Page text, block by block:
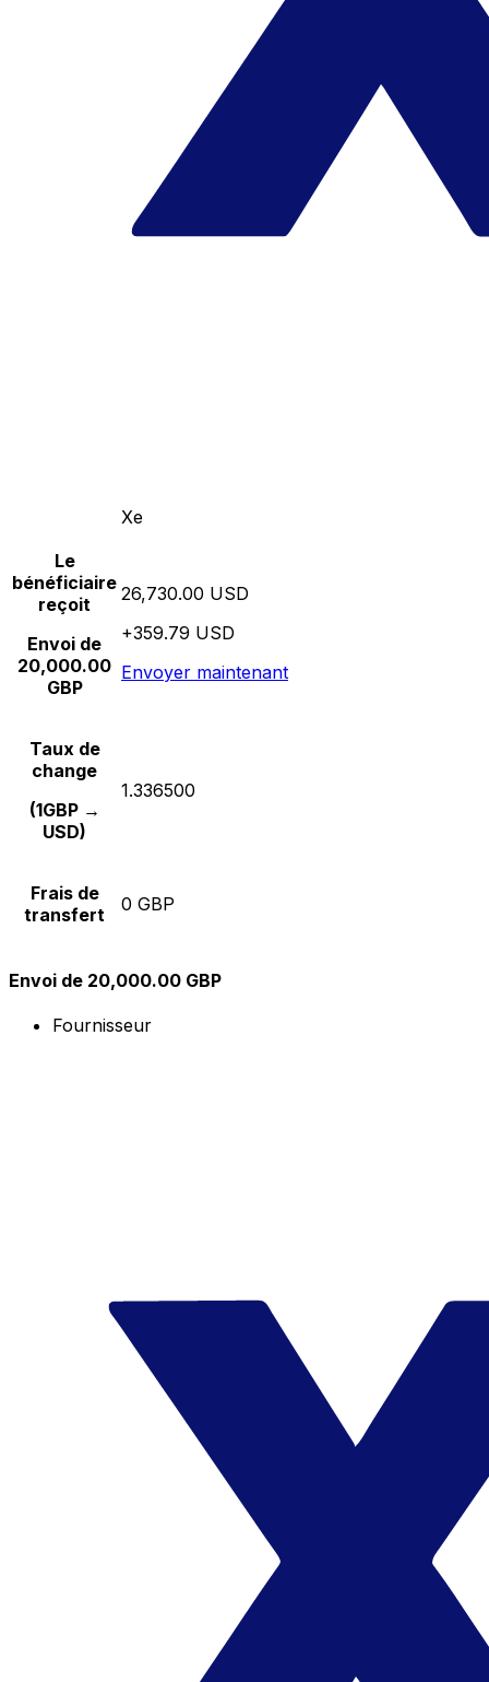
Xe
Le
bénéficiaire
reçoit
Envoi de
20,000.00
GBP
26,730.00 USD
+359.79 USD
Envoyer maintenant
Taux de
change
(1GBP →
USD)
1.336500
Frais de
transfert
0 GBP
Envoi de 20,000.00 GBP
Fournisseur